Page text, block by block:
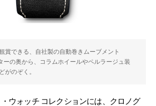
賞できる、自社製の自動巻きムーブメント
ーの奥から、コラムホイールやペルラージュ装
がのぞく。
ウォッチ コレクションには、クロノグ